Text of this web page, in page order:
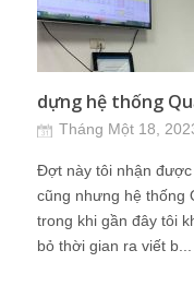
dựng hệ thống
Tháng Một 18,
Đợt này tôi nhận
cũng nhưng hệ thống
trong khi gần đây tôi
bỏ thời gian ra viết b...